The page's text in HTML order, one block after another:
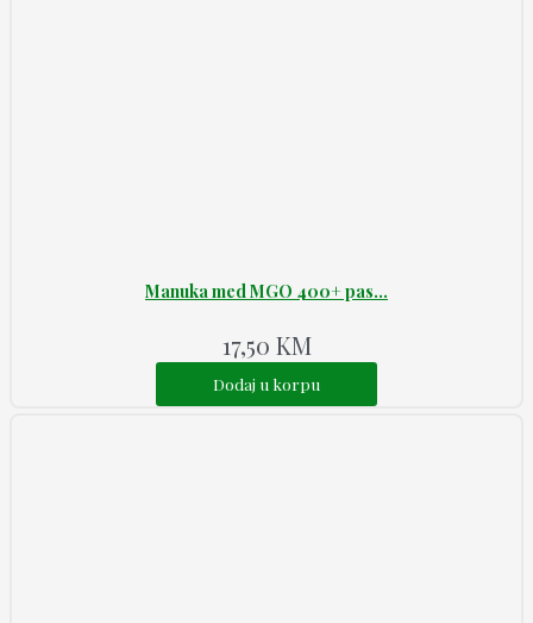
Manuka med MGO 400+ pas...
17,50 KM
Dodaj u korpu